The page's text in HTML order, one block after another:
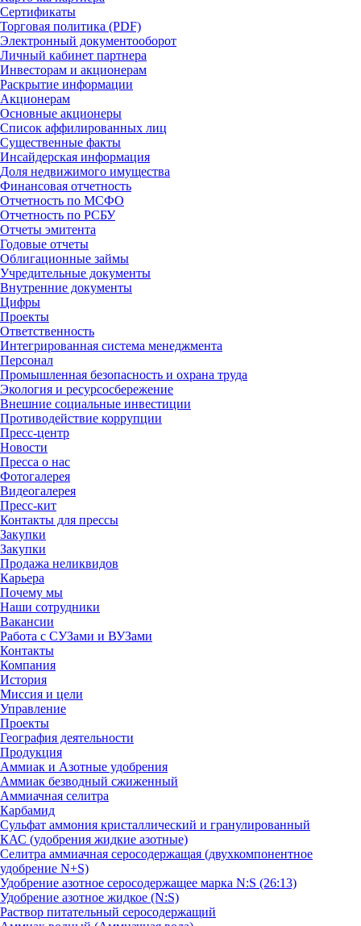
Сертификаты
Торговая политика (PDF)
Электронный документооборот
Личный кабинет партнера
Инвесторам и акционерам
Раскрытие информации
Акционерам
Основные акционеры
Список аффилированных лиц
Существенные факты
Инсайдерская информация
Доля недвижимого имущества
Финансовая отчетность
Отчетность по МСФО
Отчетность по РСБУ
Отчеты эмитента
Годовые отчеты
Облигационные займы
Учредительные документы
Внутренние документы
Цифры
Проекты
Ответственность
Интегрированная система менеджмента
Персонал
Промышленная безопасность и охрана труда
Экология и ресурсосбережение
Внешние социальные инвестиции
Противодействие коррупции
Пресс-центр
Новости
Пресса о нас
Фотогалерея
Видеогалерея
Пресс-кит
Контакты для прессы
Закупки
Закупки
Продажа неликвидов
Карьера
Почему мы
Наши сотрудники
Вакансии
Работа с СУЗами и ВУЗами
Контакты
Компания
История
Миссия и цели
Управление
Проекты
География деятельности
Продукция
Аммиак и Азотные удобрения
Аммиак безводный сжиженный
Аммиачная селитра
Карбамид
Сульфат аммония кристаллический и гранулированный
КАС (удобрения жидкие азотные)
Селитра аммиачная серосодержащая (двухкомпонентное
удобрение N+S)
Удобрение азотное серосодержащее марка N:S (26:13)
Удобрение азотное жидкое (N:S)
Раствор питательный серосодержащий